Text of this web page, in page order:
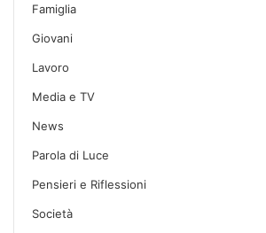
Famiglia
Giovani
Lavoro
Media e TV
News
Parola di Luce
Pensieri e Riflessioni
Società